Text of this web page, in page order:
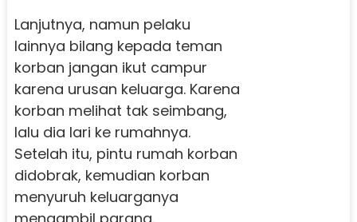
Lanjutnya, namun pelaku
lainnya bilang kepada teman
korban jangan ikut campur
karena urusan keluarga. Karena
korban melihat tak seimbang,
lalu dia lari ke rumahnya.
Setelah itu, pintu rumah korban
didobrak, kemudian korban
menyuruh keluarganya